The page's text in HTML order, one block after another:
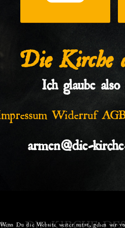
Die Kirche
Ich glaube also
Widerruf AGB
armen@die-
– DIE KIRCHE
Du die Website weiter nutzt, gehen wir